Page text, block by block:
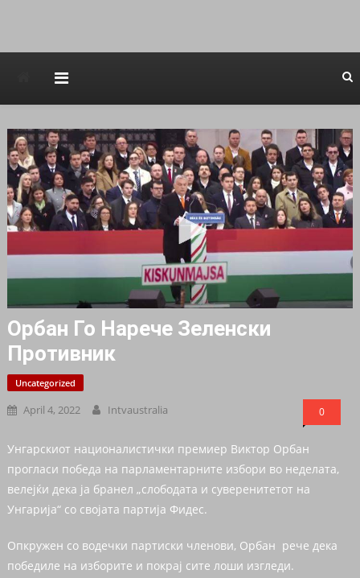
Орбан Го Нарече Зеленски
Противник
Uncategorized
April 4, 2022 Intvaustralia 0
Унгарскиот националистички премиер Виктор Орбан
прогласи победа на парламентарните избори во неделата,
велејќи дека ја бранел „слободата и суверенитетот на
Унгарија“ со својата партија Фидес.
Опкружен со водечки партиски членови, Орбан рече дека
победиле на изборите и покрај сите лоши изгледи.